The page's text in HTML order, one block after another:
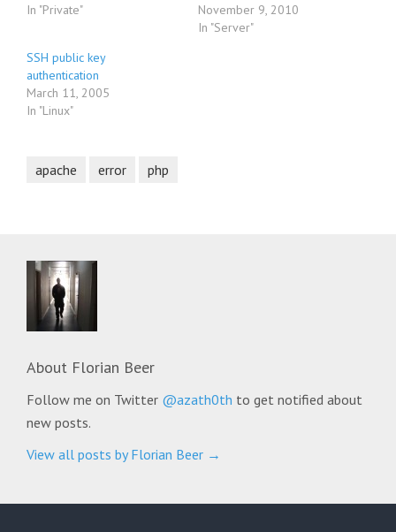
In "Private"
November 9, 2010
In "Server"
SSH public key
authentication
March 11, 2005
In "Linux"
apache error php
About Florian Beer
Follow me on Twitter @azath0th to get notified about
new posts.
View all posts by Florian Beer →